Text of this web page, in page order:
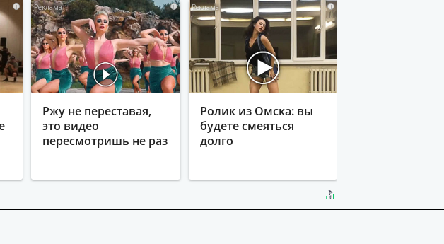
i i
Ржу не переставая,
это видео
пересмотришь не раз
i
Ролик из Омска: вы
будете смеяться
долго